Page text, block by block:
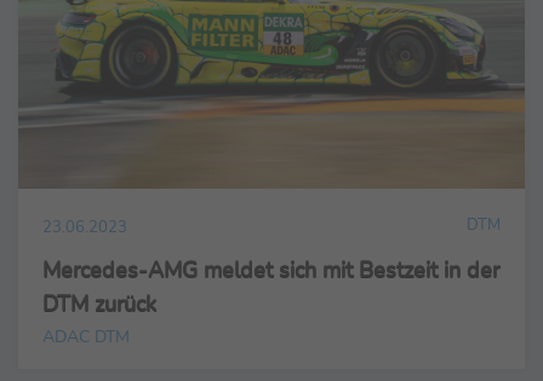
23.06.2023 DTM
Mercedes-AMG meldet sich mit Bestzeit in der
DTM zurück
ADAC DTM